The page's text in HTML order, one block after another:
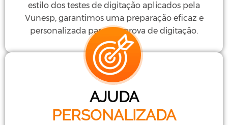
estilo dos testes de digitação aplicados pela
Vunesp, garantimos uma preparação eficaz e
personalizada para sua prova de digitação.
AJUDA
PERSONALIZADA